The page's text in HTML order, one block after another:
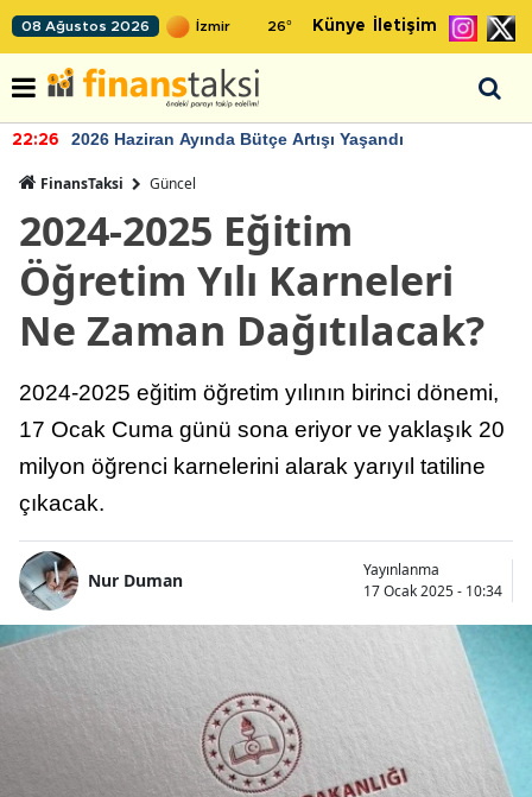
08 Ağustos 2026 26° Künye İletişim
22:26 2026 Haziran Ayında Bütçe Artışı Yaşandı
FinansTaksi Güncel
2024-2025 Eğitim
Öğretim Yılı Karneleri
Ne Zaman Dağıtılacak?
2024-2025 eğitim öğretim yılının birinci dönemi,
17 Ocak Cuma günü sona eriyor ve yaklaşık 20
milyon öğrenci karnelerini alarak yarıyıl tatiline
çıkacak.
Nur Duman
Yayınlanma
17 Ocak 2025 - 10:34